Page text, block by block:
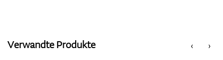
‹
Verwandte Produkte ›